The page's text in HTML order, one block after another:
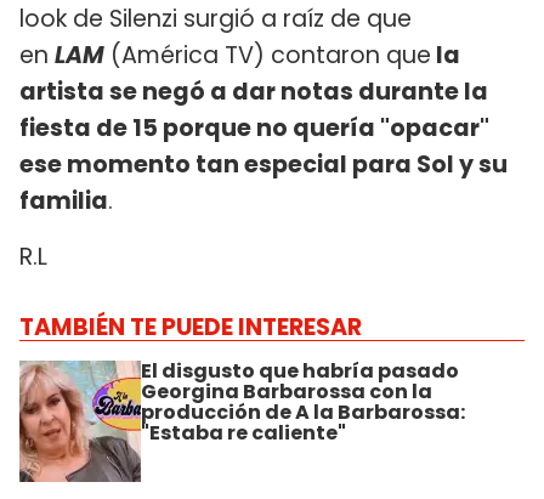
look de Silenzi surgió a raíz de que
en LAM (América TV) contaron que la
artista se negó a dar notas durante la
fiesta de 15 porque no quería "opacar"
ese momento tan especial para Sol y su
familia.
R.L
TAMBIÉN TE PUEDE INTERESAR
El disgusto que habría pasado
Georgina Barbarossa con la
producción de A la Barbarossa:
"Estaba re caliente"